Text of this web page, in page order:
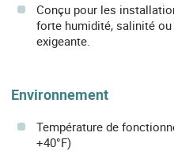
Conçu pour les
forte humidité, salinité
exigeante.
Environnement
Température de
+40°F)